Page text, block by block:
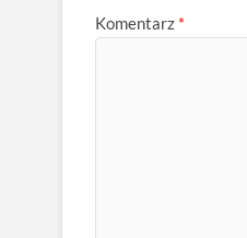
Komentarz *